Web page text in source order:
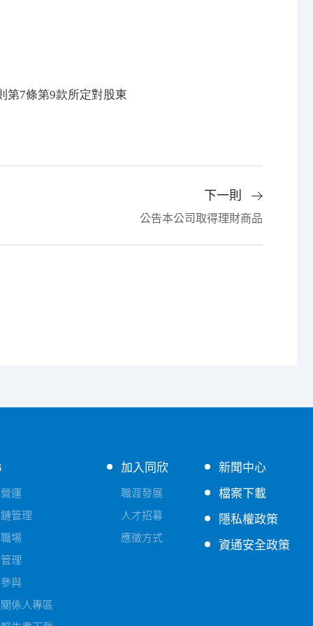
第7條第9款所定對股東
下一則
公告本公司取得理財商品
運
管理
場
理
與
係人專區
加入同欣
職涯發展
人才招募
應徵方式
新聞中心
檔案下載
隱私權政策
資通安全政策